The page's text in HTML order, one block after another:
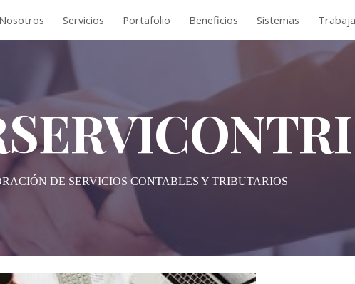
content Skip to navigation
Nosotros Servicios Portafolio Beneficios Sistemas
DE SERVICIOS CONTABLES Y TRIBUTARIOS